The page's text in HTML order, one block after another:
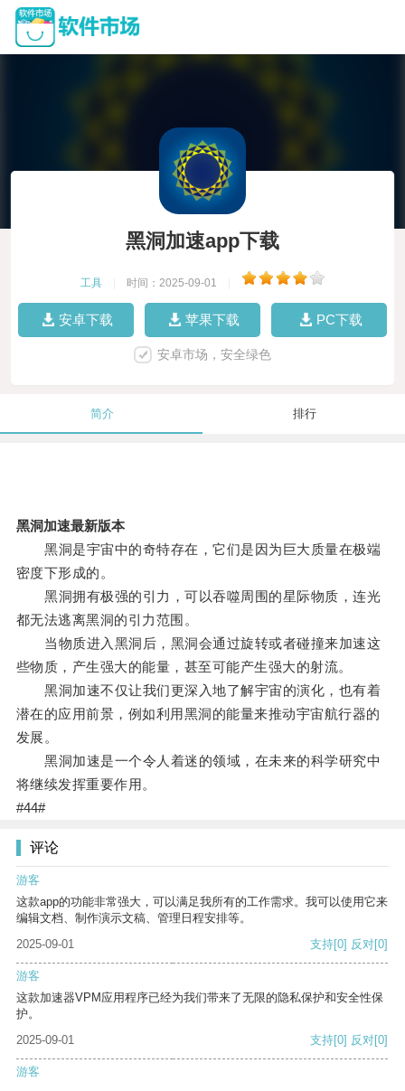
黑洞加速app下载
工具 时间：2025-09-01
安卓下载 苹果下载 PC下载
安卓市场，安全绿色
简介 排行
黑洞加速最新版本
黑洞是宇宙中的奇特存在，它们是因为巨大质量在极端
密度下形成的。
黑洞拥有极强的引力，可以吞噬周围的星际物质，连光
都无法逃离黑洞的引力范围。
当物质进入黑洞后，黑洞会通过旋转或者碰撞来加速这
些物质，产生强大的能量，甚至可能产生强大的射流。
黑洞加速不仅让我们更深入地了解宇宙的演化，也有着
潜在的应用前景，例如利用黑洞的能量来推动宇宙航行器的
发展。
黑洞加速是一个令人着迷的领域，在未来的科学研究中
将继续发挥重要作用。
#44#
评论
游客
这款app的功能非常强大，可以满足我所有的工作需求。我可以使用它来
编辑文档、制作演示文稿、管理日程安排等。
2025-09-01
支持[0] 反对[0]
游客
这款加速器VPM应用程序已经为我们带来了无限的隐私保护和安全性保
护。
2025-09-01
支持[0] 反对[0]
游客